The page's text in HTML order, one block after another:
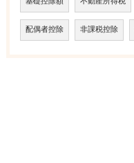
配偶者控除 非課税控除